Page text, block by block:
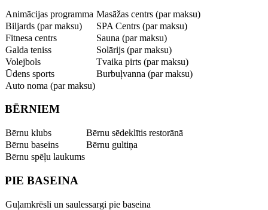
Animācijas programma Masāžas centrs (par maksu)
Biljards (par maksu)
SPA Centrs (par maksu)
Fitnesa centrs
Sauna (par maksu)
Galda teniss
Solārijs (par maksu)
Volejbols
Tvaika pirts (par maksu)
Ūdens sports
Burbuļvanna (par maksu)
Auto noma (par maksu)
BĒRNIEM
Bērnu klubs
Bērnu sēdeklītis restorānā
Bērnu baseins
Bērnu gultiņa
Bērnu spēļu laukums
PIE BASEINA
Guļamkrēsli un saulessargi pie baseina